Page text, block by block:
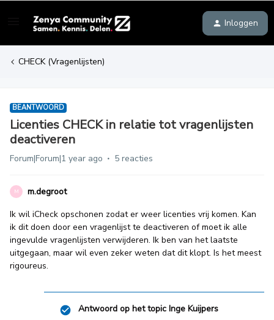
Inloggen
CHECK (Vragenlijsten)
BEANTWOORD
Licenties CHECK in relatie tot vragenlijsten
deactiveren
Forum|Forum|1 year ago 5 reacties
M
m.degroot
Ik wil iCheck opschonen zodat er weer licenties vrij komen. Kan
ik dit doen door een vragenlijst te deactiveren of moet ik alle
ingevulde vragenlijsten verwijderen. Ik ben van het laatste
uitgegaan, maar wil even zeker weten dat dit klopt. Is het meest
rigoureus.
Antwoord op het topic Inge Kuijpers